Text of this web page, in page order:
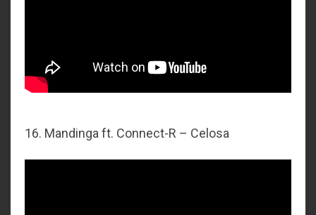
16. Mandinga ft. Connect-R – Celosa